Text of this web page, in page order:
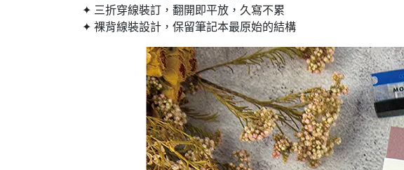
✦ 三折穿線裝訂，翻開即平放，久寫不累
✦ 裸背線裝設計，保留筆記本最原始的結構